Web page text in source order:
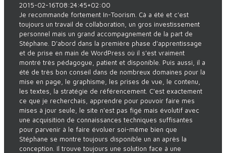
2015-02-16T08:24:45+02:00
Je recommande fortement In-Toorism. Cà a été et c'est
toujours un travail de collaboration, un gros investissement
personnel mais un grand accompagnement de la part de
Stéphane. D'abord dans la première phase d'apprentissage
et de prise en main de WordPress où il s'est vraiment
montré très pédagogue, patient et disponible. Puis aussi, il a
été de très bon conseil dans de nombreux domaines pour la
mise en page, le graphisme, les prises de vue, le contenu,
les textes, la stratégie de référencement. C'est exactement
ce que je recherchais, apprendre pour pouvoir faire mes
mises à jour seule, le site n'est pas figé mais évolutif avec
une acquisition de connaissances techniques suffisantes
pour parvenir à le faire évoluer soi-même bien que
Stéphane se montre toujours disponible un an après la
conception. Il trouve toujours une solution face à une